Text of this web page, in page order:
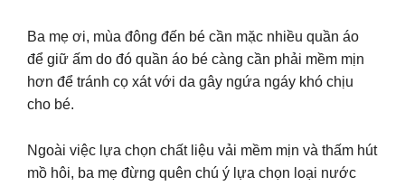
Ba mẹ ơi, mùa đông đến bé cần mặc nhiều quần áo
để giữ ấm do đó quần áo bé càng cần phải mềm mịn
hơn để tránh cọ xát với da gây ngứa ngáy khó chịu
cho bé.
Ngoài việc lựa chọn chất liệu vải mềm mịn và thấm hút
mồ hôi, ba mẹ đừng quên chú ý lựa chọn loại nước